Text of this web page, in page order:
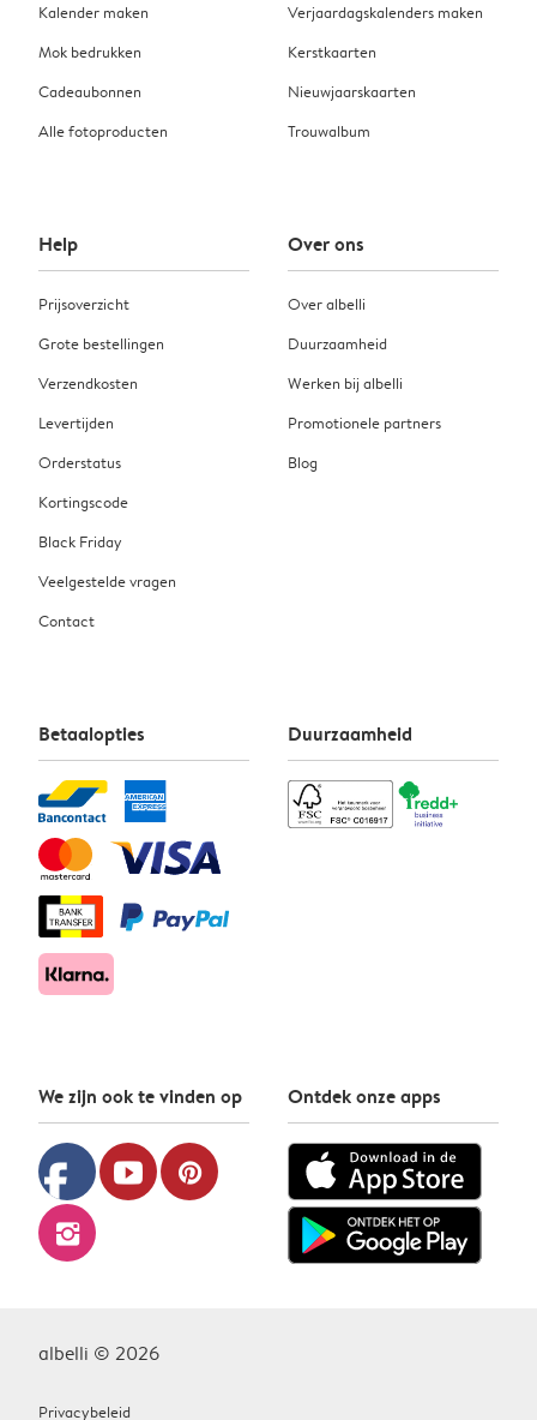
Kalender maken
Mok bedrukken
Cadeaubonnen
Alle fotoproducten
Verjaardagskalenders maken
Kerstkaarten
Nieuwjaarskaarten
Trouwalbum
Help
Prijsoverzicht
Grote bestellingen
Verzendkosten
Levertijden
Orderstatus
Kortingscode
Black Friday
Veelgestelde vragen
Contact
Over ons
Over albelli
Duurzaamheid
Werken bij albelli
Promotionele partners
Blog
Betaalopties Duurzaamheid
We zijn ook te vinden op
facebook youtube pinterest
instagram
Ontdek onze apps
albelli © 2026
Privacybeleid